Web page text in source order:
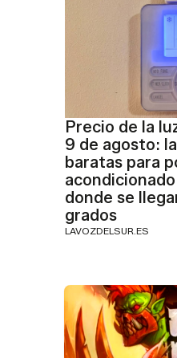
Precio de la
9 de agosto:
baratas para
donde se
grados
LAVOZDELSUR.ES